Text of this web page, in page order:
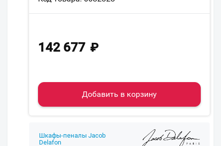
142 677 ₽
Добавить в корзину
Шкафы-пеналы Jacob
Delafon